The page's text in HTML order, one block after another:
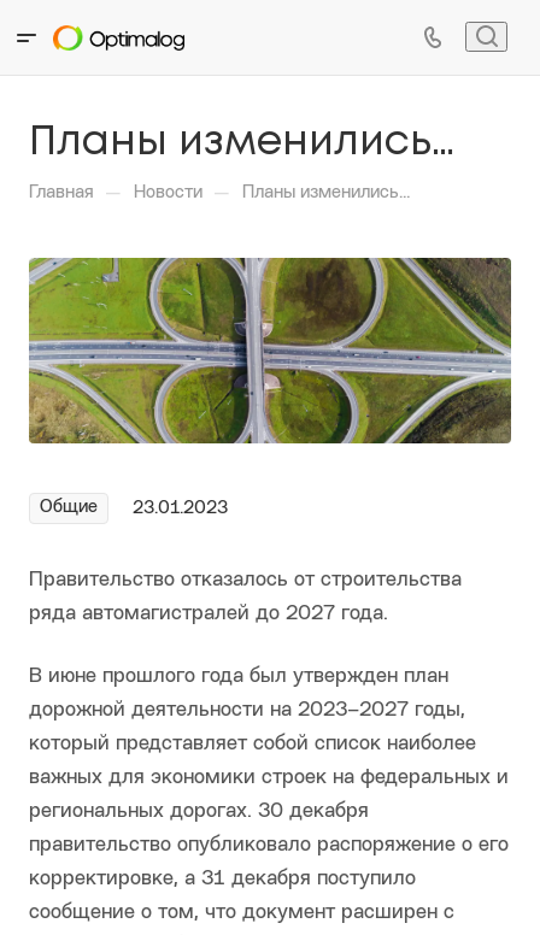
Планы изменились…
Главная — Новости — Планы изменились…
Общие 23.01.2023
Правительство отказалось от строительства
ряда автомагистралей до 2027 года.
В июне прошлого года был утвержден план
дорожной деятельности на 2023–2027 годы,
который представляет собой список наиболее
важных для экономики строек на федеральных и
региональных дорогах. 30 декабря
правительство опубликовало распоряжение о его
корректировке, а 31 декабря поступило
сообщение о том, что документ расширен с